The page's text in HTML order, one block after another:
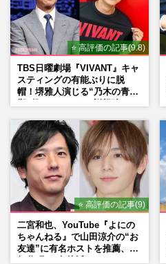
⭐ 高評価の記事(9.8)
TBS日曜劇場『VIVANT』キャ
スティングの有能ぶりに脱
帽！堺雅人演じる“乃木の青年
マン長男・櫻井海音だった
⭐ 高評価の記事(9)
二宮和也、YouTube『よにの
ちゃんねる』で山田涼介の“お
友達”に有名ホストを推薦、歌